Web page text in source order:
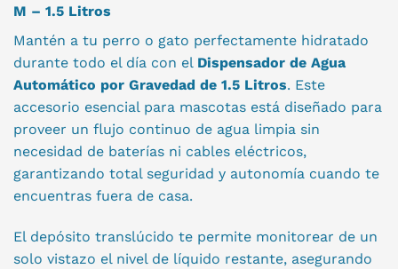
M – 1.5 Litros
Mantén a tu perro o gato perfectamente hidratado
durante todo el día con el Dispensador de Agua
Automático por Gravedad de 1.5 Litros. Este
accesorio esencial para mascotas está diseñado para
proveer un flujo continuo de agua limpia sin
necesidad de baterías ni cables eléctricos,
garantizando total seguridad y autonomía cuando te
encuentras fuera de casa.
El depósito translúcido te permite monitorear de un
solo vistazo el nivel de líquido restante, asegurando